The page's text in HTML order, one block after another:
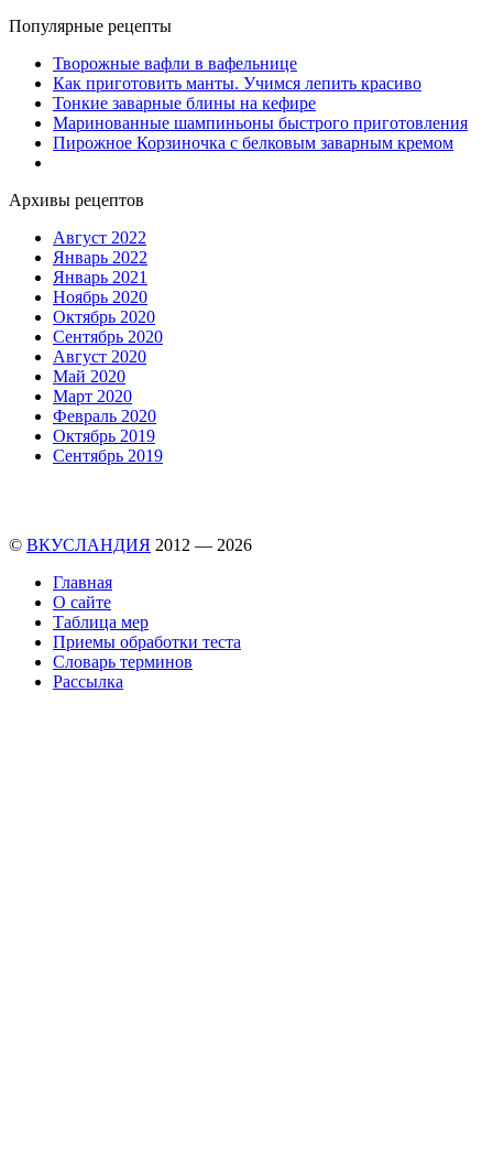
Популярные рецепты
Творожные вафли в вафельнице
Как приготовить манты. Учимся лепить красиво
Тонкие заварные блины на кефире
Маринованные шампиньоны быстрого приготовления
Пирожное Корзиночка с белковым заварным кремом
Архивы рецептов
Август 2022
Январь 2022
Январь 2021
Ноябрь 2020
Октябрь 2020
Сентябрь 2020
Август 2020
Май 2020
Март 2020
Февраль 2020
Октябрь 2019
Сентябрь 2019
© ВКУСЛАНДИЯ 2012 — 2026
Главная
О сайте
Таблица мер
Приемы обработки теста
Словарь терминов
Рассылка